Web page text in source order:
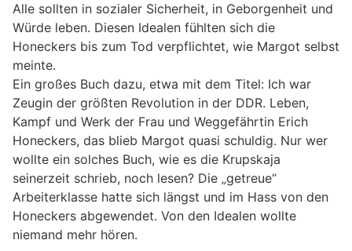
Alle sollten in sozialer Sicherheit, in Geborgenheit und
Würde leben. Diesen Idealen fühlten sich die
Honeckers bis zum Tod verpflichtet, wie Margot selbst
meinte.
Ein großes Buch dazu, etwa mit dem Titel: Ich war
Zeugin der größten Revolution in der DDR. Leben,
Kampf und Werk der Frau und Weggefährtin Erich
Honeckers, das blieb Margot quasi schuldig. Nur wer
wollte ein solches Buch, wie es die Krupskaja
seinerzeit schrieb, noch lesen? Die „getreue“
Arbeiterklasse hatte sich längst und im Hass von den
Honeckers abgewendet. Von den Idealen wollte
niemand mehr hören.